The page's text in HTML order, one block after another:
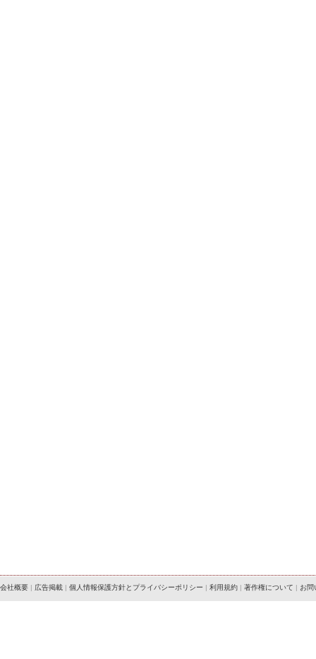
会社概要 | 広告掲載 | 個人情報保護方針とプライバシーポリシー | 利用規約 | 著作権について | お問